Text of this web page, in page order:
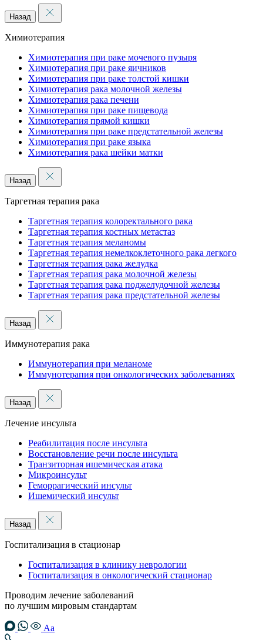
Назад
Химиотерапия
Химиотерапия при раке мочевого пузыря
Химиотерапия при раке яичников
Химиотерапия при раке толстой кишки
Химиотерапия рака молочной железы
Химиотерапия рака печени
Химиотерапия при раке пищевода
Химиотерапия прямой кишки
Химиотерапия при раке предстательной железы
Химиотерапия при раке языка
Химиотерапия рака шейки матки
Назад
Таргетная терапия рака
Таргетная терапия колоректального рака
Таргетная терапия костных метастаз
Таргетная терапия меланомы
Таргетная терапия немелкоклеточного рака легкого
Таргетная терапия рака желудка
Таргетная терапия рака молочной железы
Таргетная терапия рака поджелудочной железы
Таргетная терапия рака предстательной железы
Назад
Иммунотерапия рака
Иммунотерапия при меланоме
Иммунотерапия при онкологических заболеваниях
Назад
Лечение инсульта
Реабилитация после инсульта
Восстановление речи после инсульта
Транзиторная ишемическая атака
Микроинсульт
Геморрагический инсульт
Ишемический инсульт
Назад
Госпитализация в стационар
Госпитализация в клинику неврологии
Госпитализация в онкологический стационар
Проводим лечение заболеваний
по лучшим мировым стандартам
Аа